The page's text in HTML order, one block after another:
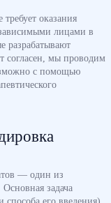
оказания
лицами в
разрабатывают
согласен, мы проводим
с помощью
— один из
задача